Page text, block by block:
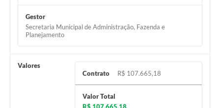
Gestor
Secretaria Municipal de Administração, Fazenda e
Planejamento
Valores
Contrato
R$ 107.665,18
Valor Total